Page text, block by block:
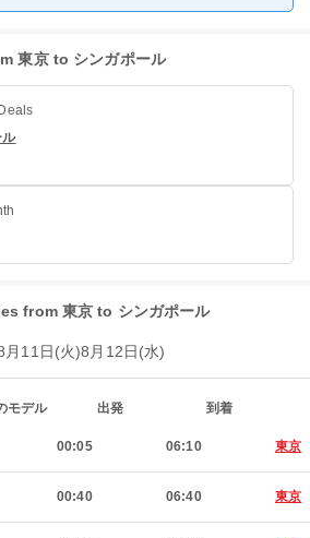
東京 to シンガポール
ル
from 東京 to シンガポール
月11日(火)8月12日(水)
モデル 出発 到着
00:05 06:10 東京
00:40 06:40 東京